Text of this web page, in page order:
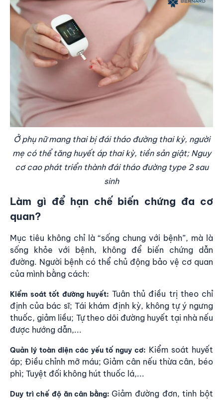
Ở phụ nữ mang thai bị đái tháo đường thai kỳ, người
mẹ có thể tăng huyết áp thai kỳ, tiền sản giật; Nguy
cơ cao phát triển thành đái tháo đường type 2 sau
sinh
Làm gì để hạn chế biến chứng đa cơ
quan?
Mục tiêu không chỉ là “sống chung với bệnh”, mà là
sống khỏe với bệnh, không để biến chứng dẫn
đường. Người bệnh có thể chủ động bảo vệ cơ quan
của mình bằng cách:
Kiểm soát tốt đường huyết: Tuân thủ điều trị theo chỉ
định của bác sĩ; Tái khám định kỳ, không tự ý ngưng
thuốc, giảm liều; Tự theo dõi đường huyết tại nhà nếu
được hướng dẫn,...
Quản lý toàn diện các yếu tố nguy cơ: Kiểm soát huyết
áp; Điều chỉnh mỡ máu; Giảm cân nếu thừa cân, béo
phì; Tuyệt đối không hút thuốc lá,...
Duy trì chế độ ăn cân bằng: Giảm đường đơn, tinh bột